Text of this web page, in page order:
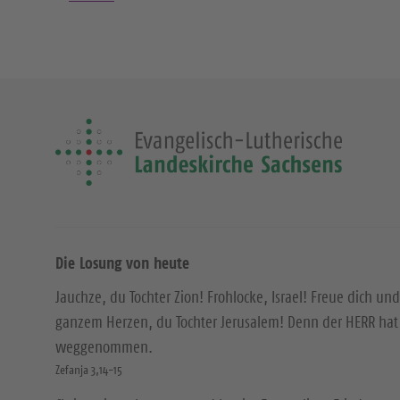
Die Losung von heute
Jauchze, du Tochter Zion! Frohlocke, Israel! Freue dich
ganzem Herzen, du Tochter Jerusalem! Denn der HERR
weggenommen.
Zefanja 3,14-15